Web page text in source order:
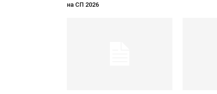
на СП 2026